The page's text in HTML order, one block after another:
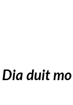
Dia duit